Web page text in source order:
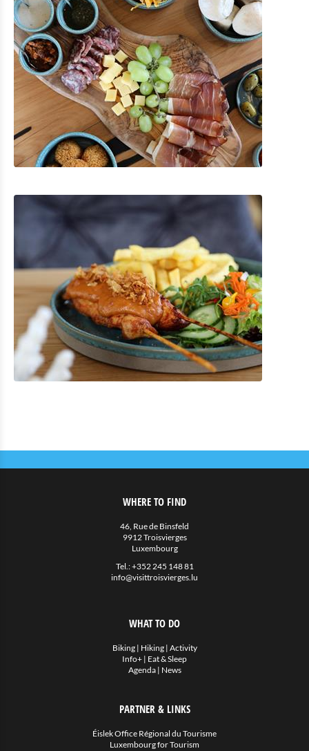
WHERE TO FIND
46, Rue de Binsfeld
9912 Troisvierges
Luxembourg
Tel.:+352 245 148 81
info@visittroisvierges.lu
WHAT TO DO
Biking| Hiking| Activity
Info+ | Eat & Sleep
Agenda| News
PARTNER & LINKS
Éislek Office Régional du Tourisme
Luxembourg for Tourism